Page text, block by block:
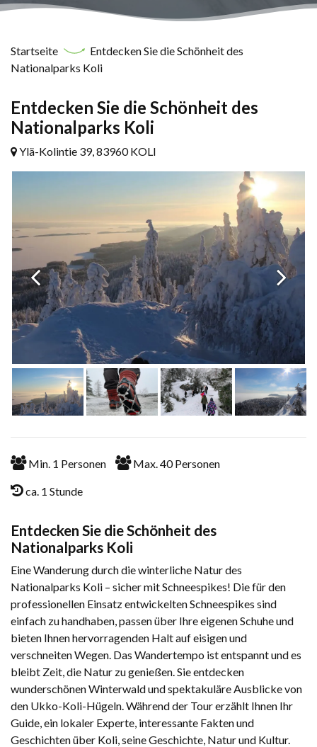
Startseite
Entdecken Sie die Schönheit des
Nationalparks Koli
Entdecken Sie die Schönheit des
Nationalparks Koli
Ylä-Kolintie 39, 83960 KOLI
Min. 1 Personen Max. 40 Personen
ca. 1 Stunde
Entdecken Sie die Schönheit des
Nationalparks Koli
Eine Wanderung durch die winterliche Natur des
Nationalparks Koli – sicher mit Schneespikes! Die für den
professionellen Einsatz entwickelten Schneespikes sind
einfach zu handhaben, passen über Ihre eigenen Schuhe und
bieten Ihnen hervorragenden Halt auf eisigen und
verschneiten Wegen. Das Wandertempo ist entspannt und es
bleibt Zeit, die Natur zu genießen. Sie entdecken
wunderschönen Winterwald und spektakuläre Ausblicke von
den Ukko-Koli-Hügeln. Während der Tour erzählt Ihnen Ihr
Guide, ein lokaler Experte, interessante Fakten und
Geschichten über Koli, seine Geschichte, Natur und Kultur.